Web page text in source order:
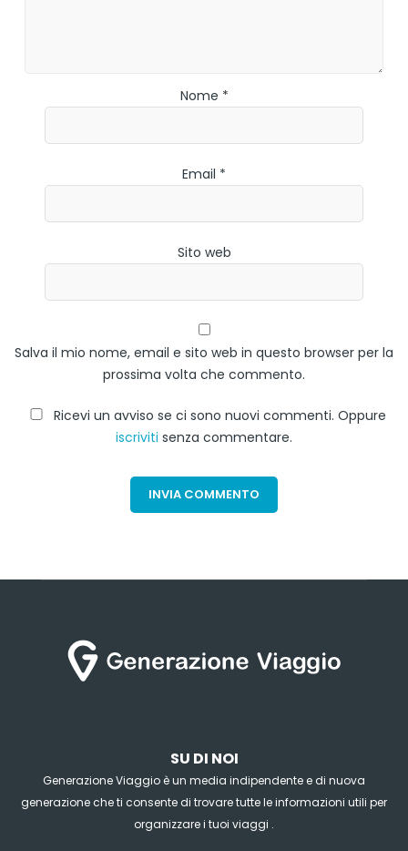
Nome *
Email *
Sito web
Salva il mio nome, email e sito web in questo browser per la
prossima volta che commento.
Ricevi un avviso se ci sono nuovi commenti. Oppure
iscriviti senza commentare.
SU DI NOI
Generazione Viaggio è un media indipendente e di nuova
generazione che ti consente di trovare tutte le informazioni utili per
organizzare i tuoi viaggi .